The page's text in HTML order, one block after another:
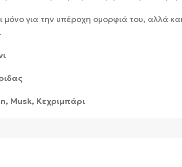
μόνο για την υπέροχη ομορφιά του, αλλά
Musk, Κεχριμπάρι